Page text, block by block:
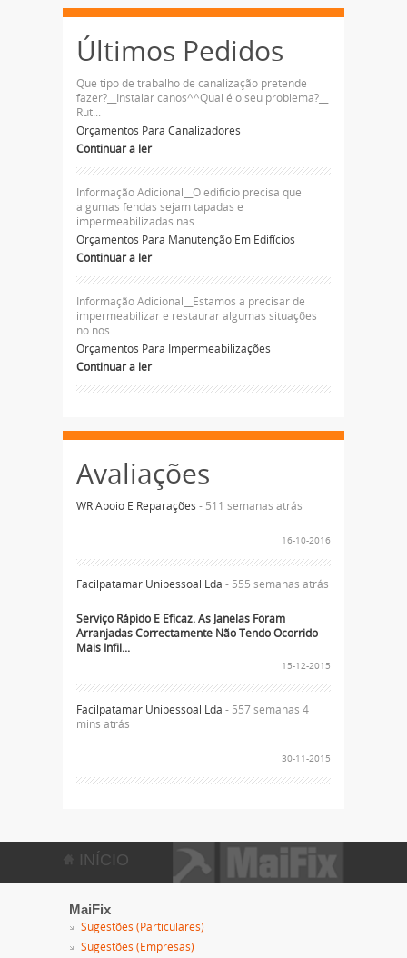
Últimos Pedidos
Que tipo de trabalho de canalização pretende
fazer?__Instalar canos^^Qual é o seu problema?__
Rut...
Orçamentos Para Canalizadores
Continuar a ler
Informação Adicional__O edificio precisa que
algumas fendas sejam tapadas e
impermeabilizadas nas ...
Orçamentos Para Manutenção Em Edifícios
Continuar a ler
Informação Adicional__Estamos a precisar de
impermeabilizar e restaurar algumas situações
no nos...
Orçamentos Para Impermeabilizações
Continuar a ler
Avaliações
WR Apoio E Reparações - 511 semanas atrás
16-10-2016
Facilpatamar Unipessoal Lda - 555 semanas atrás
Serviço Rápido E Eficaz. As Janelas Foram
Arranjadas Correctamente Não Tendo Ocorrido
Mais Infil...
15-12-2015
Facilpatamar Unipessoal Lda - 557 semanas 4
mins atrás
30-11-2015
INÍCIO
MaiFix
Sugestões (Particulares)
Sugestões (Empresas)